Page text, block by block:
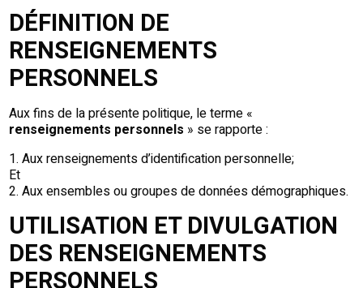
DÉFINITION DE
RENSEIGNEMENTS
PERSONNELS
Aux fins de la présente politique, le terme «
renseignements personnels » se rapporte :
1. Aux renseignements d’identification personnelle;
Et
2. Aux ensembles ou groupes de données démographiques.
UTILISATION ET DIVULGATION
DES RENSEIGNEMENTS